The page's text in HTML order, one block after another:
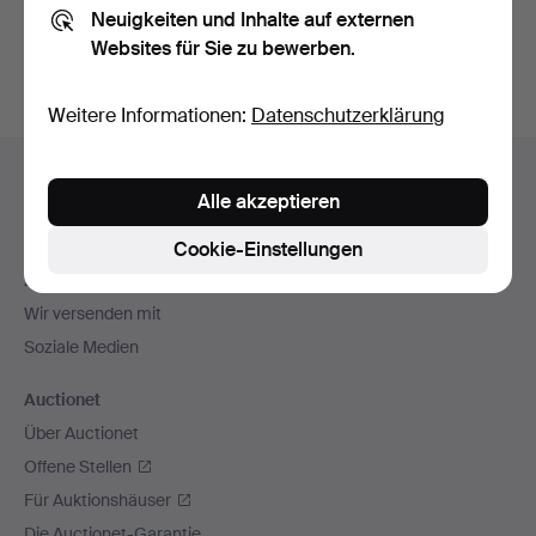
Archiv
suchen.
Navigation
Hilfe und Kontakt
Kontakt mit dem Support aufnehmen
Zahlungsweisen
Wir versenden mit
Soziale Medien
Auctionet
Über Auctionet
Offene Stellen
Für Auktionshäuser
Neuigkeiten und Inhalte auf externen
Websites für Sie zu bewerben.
Weitere Informationen: Datenschutzerklärung
Cookie-Einstellungen
Alle akzeptieren